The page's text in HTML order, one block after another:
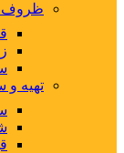
ظروف
تهیه و